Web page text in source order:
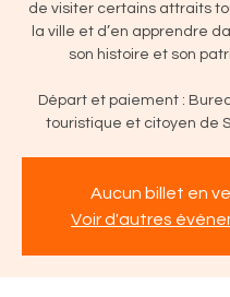
de visiter certains attraits
la ville et d’en apprendre
son histoire et son
Départ et paiement :
touristique et citoyen de
Aucun billet en
Voir d'autres